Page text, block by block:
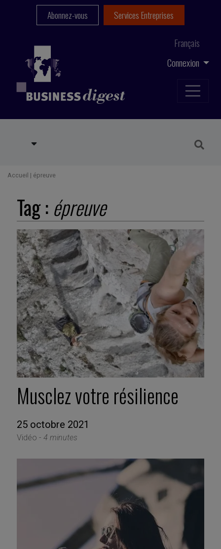
Connexion
Français
Abonnez-vous Services Entreprises
Accueil | épreuve
Tag : épreuve
Musclez votre résilience
25 octobre 2021
Vidéo - 4 minutes